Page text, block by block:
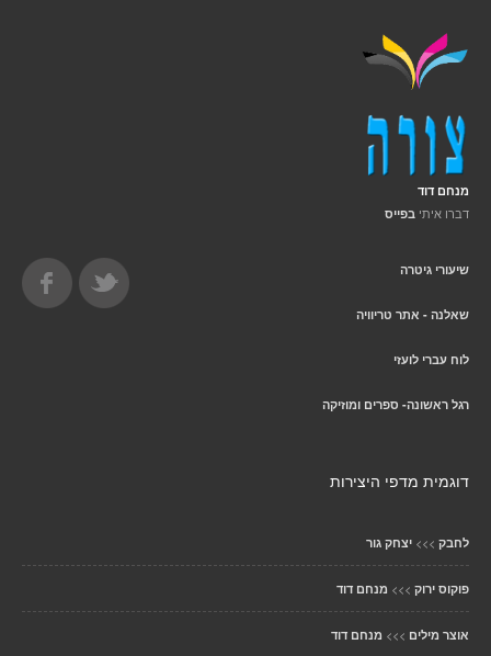
מנחם דוד
דברו איתי בפייס
שיעורי גיטרה
שאלנה - אתר טריוויה
לוח עברי לועזי
רגל ראשונה- ספרים ומוזיקה
דוגמית מדפי היצירות
לחבק >>> יצחק גור
פוקוס ירוק >>> מנחם דוד
אוצר מילים >>> מנחם דוד